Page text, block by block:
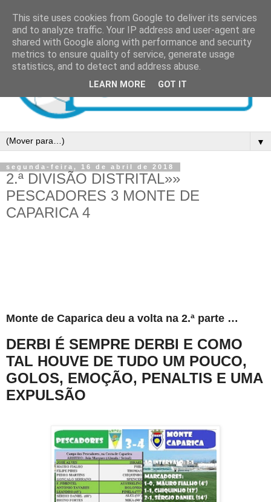
▼
segunda-feira, 16 de abril de 2018
2.ª DIVISÃO DISTRITAL»»
PESCADORES 3 MONTE DE
CAPARICA 4
Monte de Caparica deu a volta na 2.ª parte …
DERBI É SEMPRE DERBI E COMO
TAL HOUVE DE TUDO UM POUCO,
GOLOS, EMOÇÃO, PENALTIS E UMA
EXPULSÃO
This site uses cookies from Google to deliver its services
and to analyze traffic. Your IP address and user-agent are
shared with Google along with performance and security
metrics to ensure quality of service, generate usage
statistics, and to detect and address abuse.
LEARN MORE GOT IT